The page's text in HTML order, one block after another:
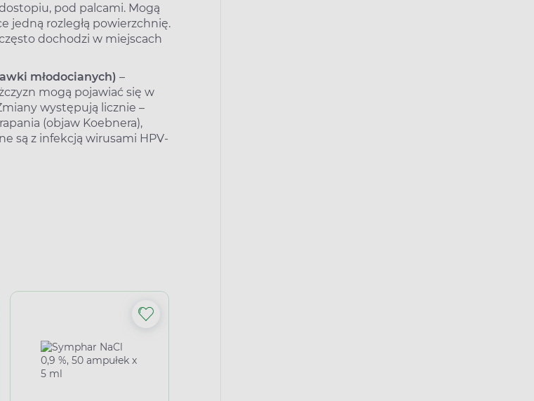
pod palcami. Mogą
jedną rozległą powierzchnię.
dochodzi w miejscach
młodocianych) –
mogą pojawiać się w
występują licznie –
(objaw Koebnera),
są z infekcją wirusami HPV-